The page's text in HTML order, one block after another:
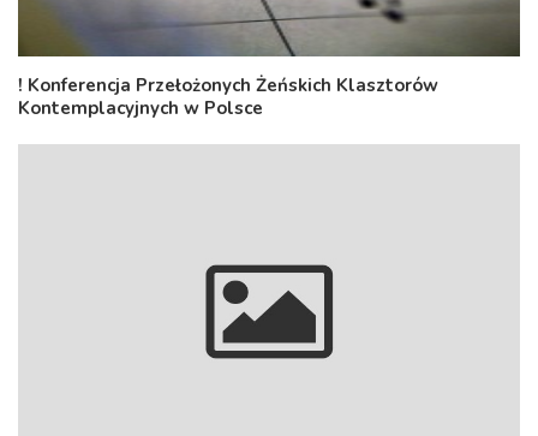
! Konferencja Przełożonych Żeńskich Klasztorów
Kontemplacyjnych w Polsce